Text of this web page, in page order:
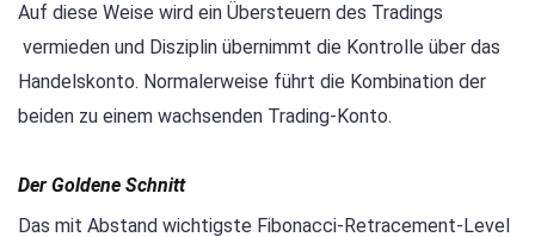
Auf diese Weise wird ein Übersteuern des Tradings
vermieden und Disziplin übernimmt die Kontrolle über das
Handelskonto. Normalerweise führt die Kombination der
beiden zu einem wachsenden Trading-Konto.
Der Goldene Schnitt
Das mit Abstand wichtigste Fibonacci-Retracement-Level